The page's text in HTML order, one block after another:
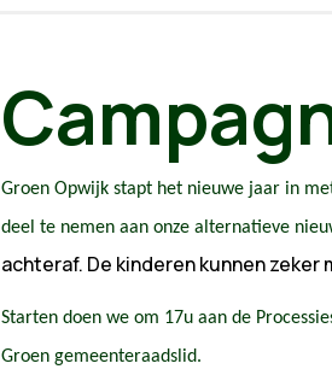
Groen Opwijk stapt het nieuwe jaar in
deel te nemen aan onze alternatieve
achteraf. De kinderen kunnen zeker
Starten doen we om 17u aan de
Groen gemeenteraadslid.